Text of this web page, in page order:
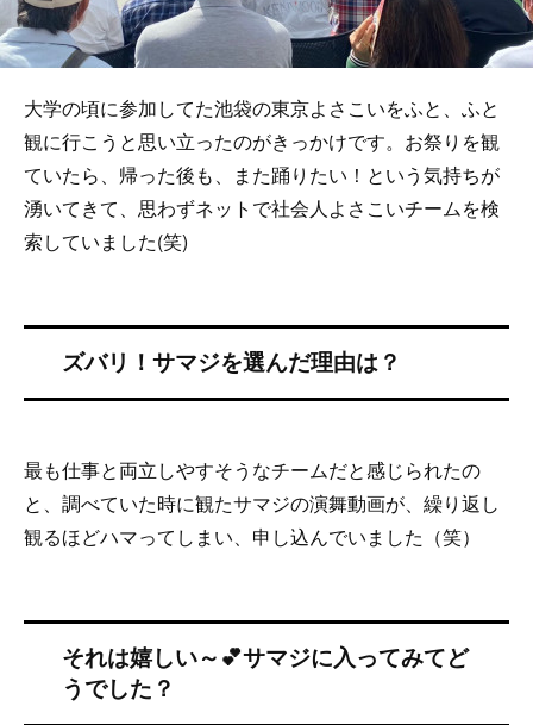
大学の頃に参加してた池袋の東京よさこいをふと、ふと
観に行こうと思い立ったのがきっかけです。お祭りを観
ていたら、帰った後も、また踊りたい！という気持ちが
湧いてきて、思わずネットで社会人よさこいチームを検
索していました(笑)
最も仕事と両立しやすそうなチームだと感じられたの
と、調べていた時に観たサマジの演舞動画が、繰り返し
観るほどハマってしまい、申し込んでいました（笑）